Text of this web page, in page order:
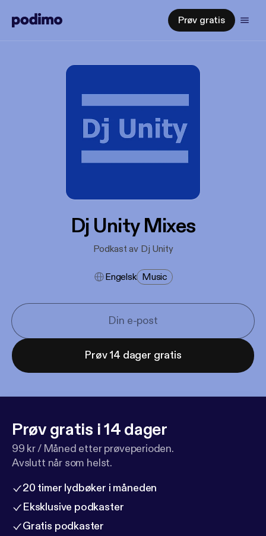
Prøv gratis
Dj Unity Mixes
Podkast av Dj Unity
Engelsk Music
Prøv 14 dager gratis
Prøv gratis i 14 dager
99 kr / Måned etter prøveperioden.
Avslutt når som helst.
20 timer lydbøker i måneden
Eksklusive podkaster
Gratis podkaster